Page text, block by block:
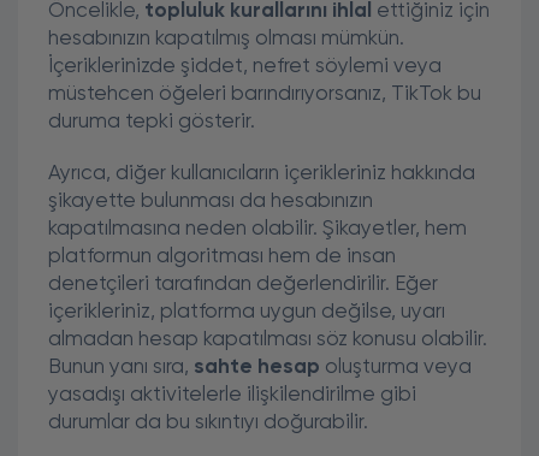
Öncelikle, topluluk kurallarını ihlal ettiğiniz için
hesabınızın kapatılmış olması mümkün.
İçeriklerinizde şiddet, nefret söylemi veya
müstehcen öğeleri barındırıyorsanız, TikTok bu
duruma tepki gösterir.
Ayrıca, diğer kullanıcıların içerikleriniz hakkında
şikayette bulunması da hesabınızın
kapatılmasına neden olabilir. Şikayetler, hem
platformun algoritması hem de insan
denetçileri tarafından değerlendirilir. Eğer
içerikleriniz, platforma uygun değilse, uyarı
almadan hesap kapatılması söz konusu olabilir.
Bunun yanı sıra, sahte hesap oluşturma veya
yasadışı aktivitelerle ilişkilendirilme gibi
durumlar da bu sıkıntıyı doğurabilir.